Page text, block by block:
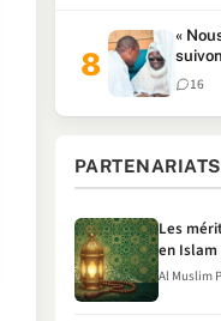
«
16
PARTENARIATS
Les
en Islam
Al Muslim